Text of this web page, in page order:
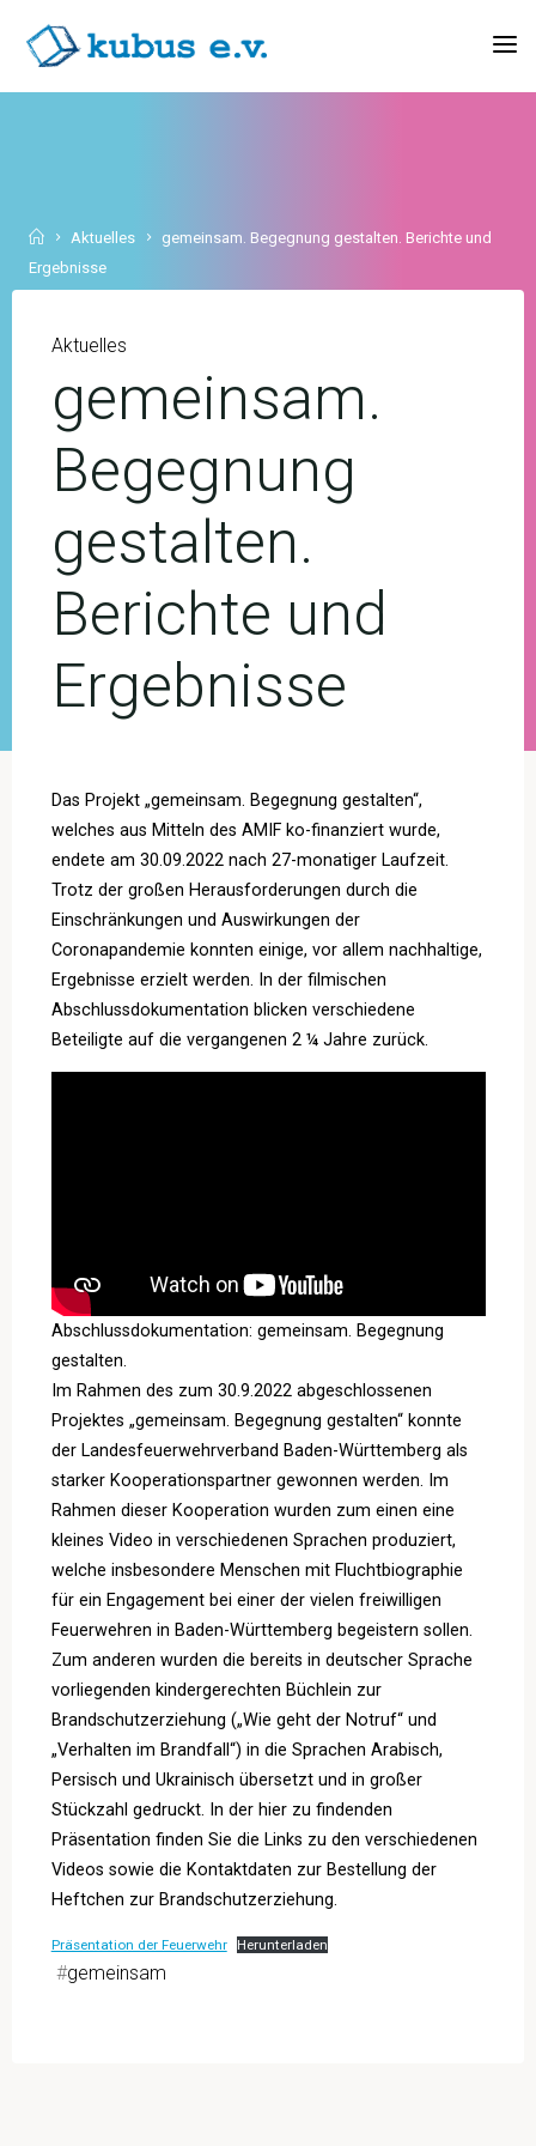
content
HomeAktuelles
gemeinsam. Begegnung gestalten. Berichte und
Ergebnisse
Aktuelles
gemeinsam.
Begegnung
gestalten.
Berichte und
Ergebnisse
Das Projekt „gemeinsam. Begegnung gestalten“,
welches aus Mitteln des AMIF ko-finanziert wurde,
endete am 30.09.2022 nach 27-monatiger Laufzeit.
Trotz der großen Herausforderungen durch die
Einschränkungen und Auswirkungen der
Coronapandemie konnten einige, vor allem nachhaltige,
Ergebnisse erzielt werden. In der filmischen
Abschlussdokumentation blicken verschiedene
Beteiligte auf die vergangenen 2 ¼ Jahre zurück.
Abschlussdokumentation: gemeinsam. Begegnung
gestalten.
Im Rahmen des zum 30.9.2022 abgeschlossenen
Projektes „gemeinsam. Begegnung gestalten“ konnte
der Landesfeuerwehrverband Baden-Württemberg als
starker Kooperationspartner gewonnen werden. Im
Rahmen dieser Kooperation wurden zum einen eine
kleines Video in verschiedenen Sprachen produziert,
welche insbesondere Menschen mit Fluchtbiographie
für ein Engagement bei einer der vielen freiwilligen
Feuerwehren in Baden-Württemberg begeistern sollen.
Zum anderen wurden die bereits in deutscher Sprache
vorliegenden kindergerechten Büchlein zur
Brandschutzerziehung („Wie geht der Notruf“ und
„Verhalten im Brandfall“) in die Sprachen Arabisch,
Persisch und Ukrainisch übersetzt und in großer
Stückzahl gedruckt. In der hier zu findenden
Präsentation finden Sie die Links zu den verschiedenen
Videos sowie die Kontaktdaten zur Bestellung der
Heftchen zur Brandschutzerziehung.
Präsentation der Feuerwehr Herunterladen
#gemeinsam